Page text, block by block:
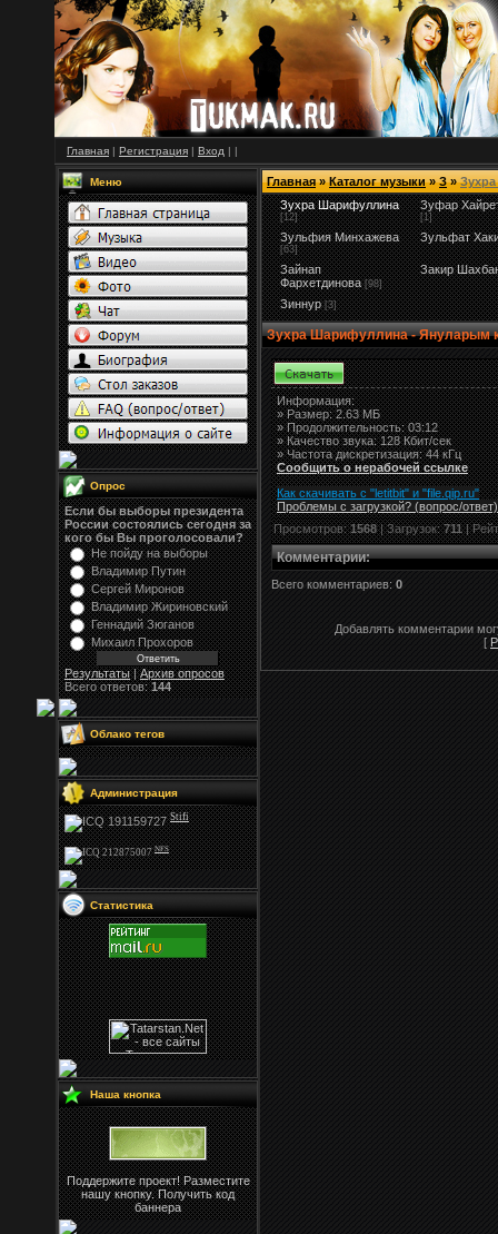
Главная | Регистрация | Вход | |
Меню
Опрос
Если бы выборы президента
России состоялись сегодня за
кого бы Вы проголосовали?
Не пойду на выборы
Владимир Путин
Сергей Миронов
Владимир Жириновский
Геннадий Зюганов
Михаил Прохоров
Результаты|Архив опросов
Всего ответов:144
Облако тегов
Администрация
Stifi
NFS
Статистика
Наша кнопка
Поддержите проект! Разместите
нашу кнопку. Получить код
баннера
Главная»Каталог музыки»З»
Зухра Шарифуллина
[12]
Зуфар
[1]
Зульфия Минхажева
[63]
Зульфат
Зайнап
Фархетдинова [98]
Закир
Зиннур [3]
Зухра Шарифуллина - Януларым
Информация:
»Размер:2.63 МБ
» Продолжительность: 03:12
» Качество звука: 128 Кбит/сек
» Частота дискретизация: 44 кГц
Сообщить о нерабочей ссылке
Как скачивать с "letitbit" и "file.qip.ru"
Проблемы с загрузкой? (вопрос/ответ)
Просмотров:1568| Загрузок:711|
Комментарии:
Всего комментариев: 0
Добавлять комментарии
[